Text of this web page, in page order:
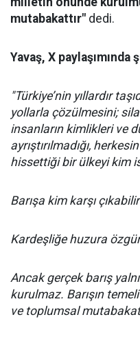
mutabakattır" dedi.
Yavaş, X paylaşımında
"Türkiye’nin yıllardır
yollarla çözülmesini;
insanların kimlikleri ve
ayrıştırılmadığı,
hissettiği bir ülkeyi kim
Barışa kim karşı
Kardeşliğe huzura
Ancak gerçek barış
kurulmaz. Barışın
ve toplumsal